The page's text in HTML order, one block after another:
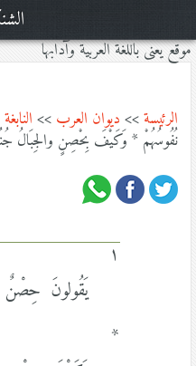
موقع يعنى باللغة العربية وآدابها
الرئيسة>> ديوان العرب >>
نُفُوسُهُمْ * وَكَيْفَ بِحْصِنٍ والجِبَالُ
١
يَقُولونَ حِصْنٌ
*